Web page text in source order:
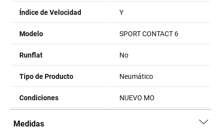
Índice de Velocidad Y
Modelo SPORT CONTACT 6
Runflat No
Tipo de Producto Neumático
Condiciones NUEVO MO
Medidas